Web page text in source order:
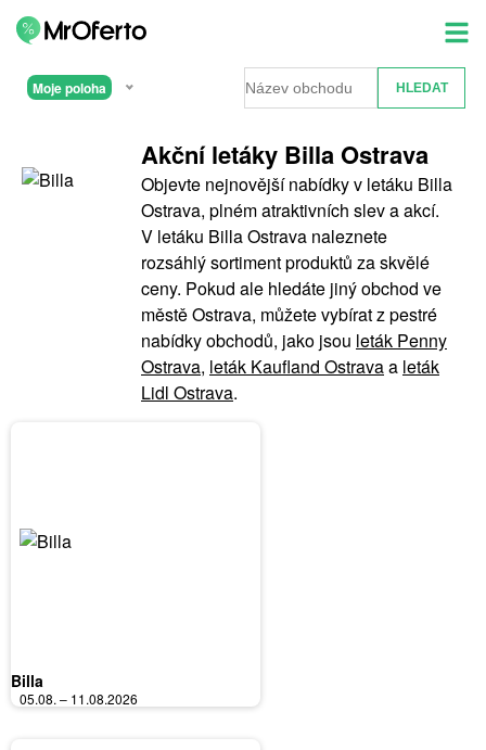
Moje poloha
Akční letáky Billa Ostrava
Objevte nejnovější nabídky v letáku Billa
Ostrava, plném atraktivních slev a akcí.
V letáku Billa Ostrava naleznete
rozsáhlý sortiment produktů za skvělé
ceny. Pokud ale hledáte jiný obchod ve
městě Ostrava, můžete vybírat z pestré
nabídky obchodů, jako jsou leták Penny
Ostrava, leták Kaufland Ostravaa leták
Lidl Ostrava.
Billa
05.08. – 11.08.2026